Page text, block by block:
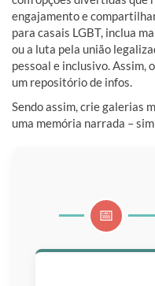
engajamento e
para casais LGBT, inclua
ou a luta pela união
pessoal e inclusivo. Assim,
um repositório de infos.
Sendo assim, crie galerias
uma memória narrada –
📅